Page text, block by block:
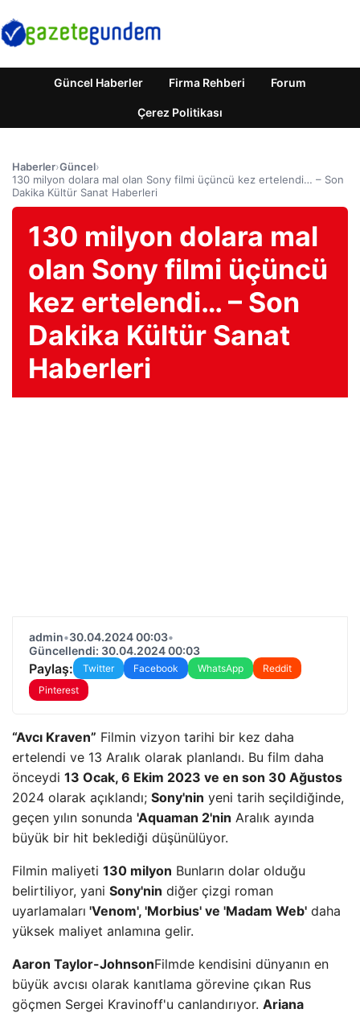
Güncel Haberler Firma Rehberi Forum
Çerez Politikası
Haberler›Güncel›
130 milyon dolara mal olan Sony filmi üçüncü kez ertelendi… – Son
Dakika Kültür Sanat Haberleri
130 milyon dolara mal
olan Sony filmi üçüncü
kez ertelendi… – Son
Dakika Kültür Sanat
Haberleri
admin•30.04.2024 00:03•
Güncellendi: 30.04.2024 00:03
Paylaş: Twitter Facebook WhatsApp
Reddit
Pinterest
“Avcı Kraven” Filmin vizyon tarihi bir kez daha
ertelendi ve 13 Aralık olarak planlandı. Bu film daha
önceydi 13 Ocak, 6 Ekim 2023 ve en son 30 Ağustos
2024 olarak açıklandı; Sony'nin yeni tarih seçildiğinde,
geçen yılın sonunda 'Aquaman 2'nin Aralık ayında
büyük bir hit beklediği düşünülüyor.
Filmin maliyeti 130 milyon Bunların dolar olduğu
belirtiliyor, yani Sony'nin diğer çizgi roman
uyarlamaları 'Venom', 'Morbius' ve 'Madam Web' daha
yüksek maliyet anlamına gelir.
Aaron Taylor-JohnsonFilmde kendisini dünyanın en
büyük avcısı olarak kanıtlama görevine çıkan Rus
göçmen Sergei Kravinoff'u canlandırıyor. Ariana